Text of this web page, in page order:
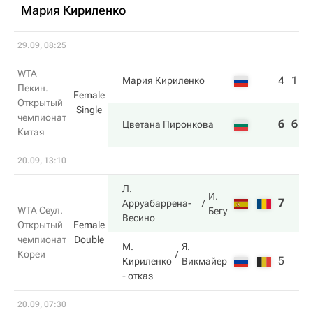
Мария Кириленко
29.09, 08:25
WTA
Пекин.
Открытый
чемпионат
Китая
Female
Single
Мария Кириленко 4 1
Цветана Пиронкова 6 6
20.09, 13:10
WTA Сеул.
Открытый
чемпионат
Кореи
Female
Double
Л.
Арруабаррена-
Весино
И.
Бегу
7
М.
Кириленко
Я.
Викмайер
- отказ
5
20.09, 07:30